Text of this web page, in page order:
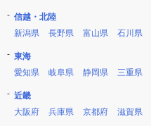
信越・北陸
新潟県
長野県 富山県 石川県
東海
愛知県
岐阜県 静岡県 三重県
近畿
大阪府
兵庫県 京都府 滋賀県